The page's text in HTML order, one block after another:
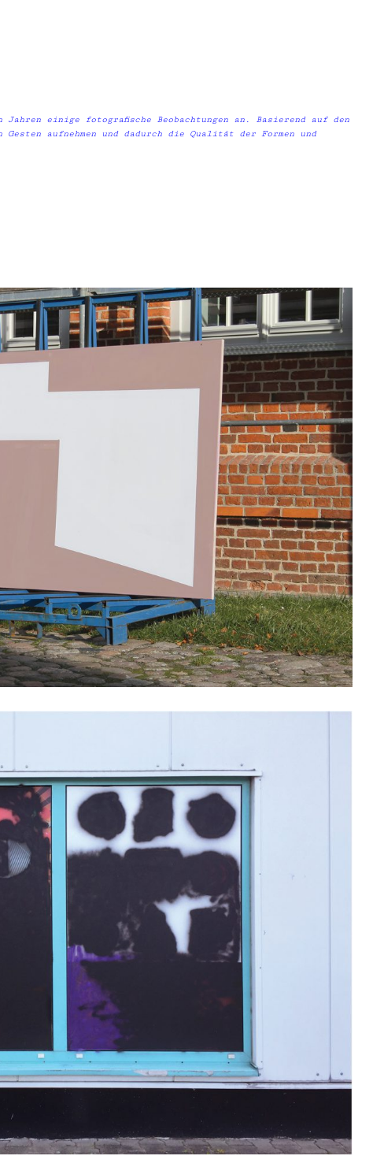
einige fotografische Beobachtungen an. Basierend auf den
aufnehmen und dadurch die Qualität der Formen und